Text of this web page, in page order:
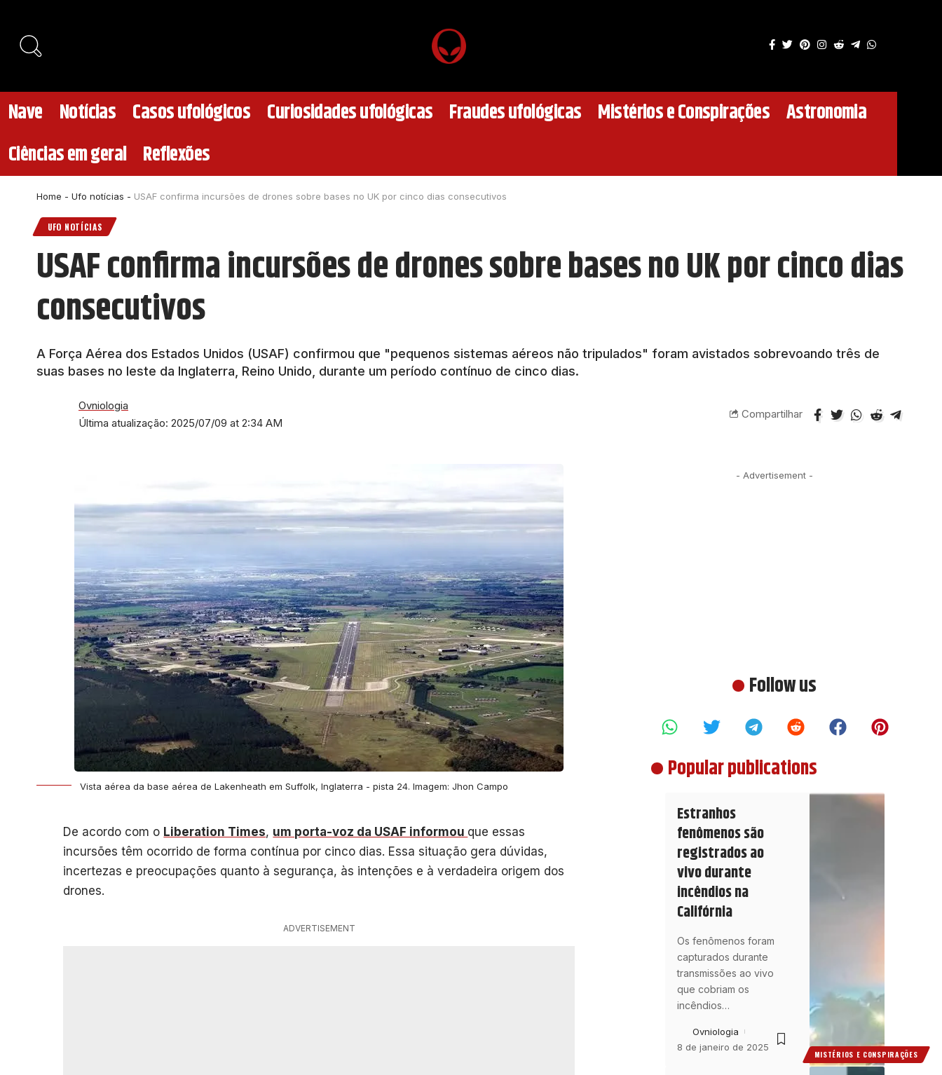
Nave Notícias Casos ufológicos Curiosidades ufológicas Fraudes ufológicas Mistérios e Conspirações Astronomia
Ciências em geral Reflexões
Home - Ufo notícias - USAF confirma incursões de drones sobre bases no UK por cinco dias consecutivos
UFO NOTÍCIAS
USAF confirma incursões de drones sobre bases no UK por cinco dias
consecutivos
A Força Aérea dos Estados Unidos (USAF) confirmou que "pequenos sistemas aéreos não tripulados" foram avistados sobrevoando três de
suas bases no leste da Inglaterra, Reino Unido, durante um período contínuo de cinco dias.
Última atualização: 2025/07/09 at 2:34 AM
Ovniologia
Compartilhar
Vista aérea da base aérea de Lakenheath em Suffolk, Inglaterra - pista 24. Imagem: Jhon Campo
De acordo com o Liberation Times, um porta-voz da USAF informou que essas
incursões têm ocorrido de forma contínua por cinco dias. Essa situação gera dúvidas,
incertezas e preocupações quanto à segurança, às intenções e à verdadeira origem dos
drones.
ADVERTISEMENT
- Advertisement -
Follow us
Popular publications
MISTÉRIOS E CONSPIRAÇÕES
Estranhos
fenômenos são
registrados ao
vivo durante
incêndios na
Califórnia
Os fenômenos foram
capturados durante
transmissões ao vivo
que cobriam os
incêndios…
Ovniologia
8 de janeiro de 2025